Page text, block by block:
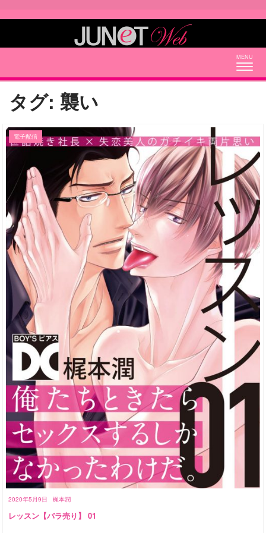
タグ: 襲い
2020年5月9日 梶本潤
電子配信
レッスン【バラ売り】 01